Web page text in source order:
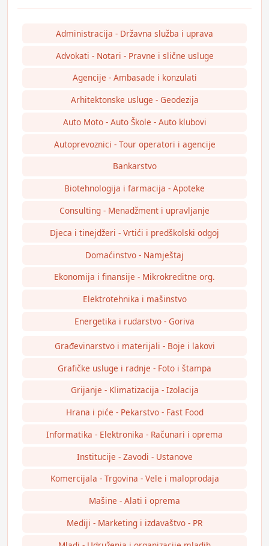
Administracija - Državna služba i uprava
Advokati - Notari - Pravne i slične usluge
Agencije - Ambasade i konzulati
Arhitektonske usluge - Geodezija
Auto Moto - Auto Škole - Auto klubovi
Autoprevoznici - Tour operatori i agencije
Bankarstvo
Biotehnologija i farmacija - Apoteke
Consulting - Menadžment i upravljanje
Djeca i tinejdžeri - Vrtići i predškolski odgoj
Domaćinstvo - Namještaj
Ekonomija i finansije - Mikrokreditne org.
Elektrotehnika i mašinstvo
Energetika i rudarstvo - Goriva
Građevinarstvo i materijali - Boje i lakovi
Grafičke usluge i radnje - Foto i štampa
Grijanje - Klimatizacija - Izolacija
Hrana i piće - Pekarstvo - Fast Food
Informatika - Elektronika - Računari i oprema
Institucije - Zavodi - Ustanove
Komercijala - Trgovina - Vele i maloprodaja
Mašine - Alati i oprema
Mediji - Marketing i izdavaštvo - PR